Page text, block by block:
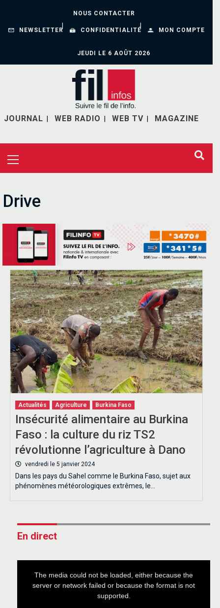
NOUS CONTACTER
NEWSLETTER CONFIDENTIALITÉ MON COMPTE
JEUDI LE 6 AOÛT 2026
JOURNAL WEB RADIO WEB TV MAGAZINE
Drive
Actualités Agriculture Burkina Faso
Insécurité alimentaire au Burkina
Faso : la culture du riz TS2
révolutionne l’agriculture à Dano
vendredi le 5 janvier 2024
Dans les pays du Sahel comme le Burkina Faso, sujet aux
phénomènes météorologiques extrêmes, le…
En direct
The media could not be loaded, either because the
server or network failed or because the format is not
supported.